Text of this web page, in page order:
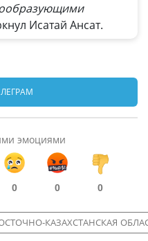
Исатай Ансат.
эмоциями
0 0 0
КАЗАХСТАНСКАЯ